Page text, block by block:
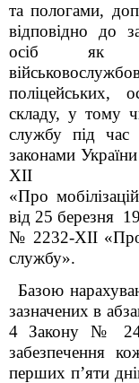
та пологами,
відповідно до
осіб як
поліцейських,
складу, у тому
службу під час
законами
ХІІ
«Про
від 25 березня
№ 2232-XII «Про
службу».
Базою
зазначених в
4 Закону №
забезпечення
перших п’яти